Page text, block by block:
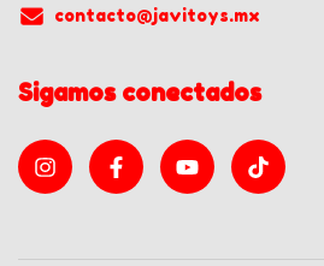
contacto@javitoys.mx
Sigamos conectados